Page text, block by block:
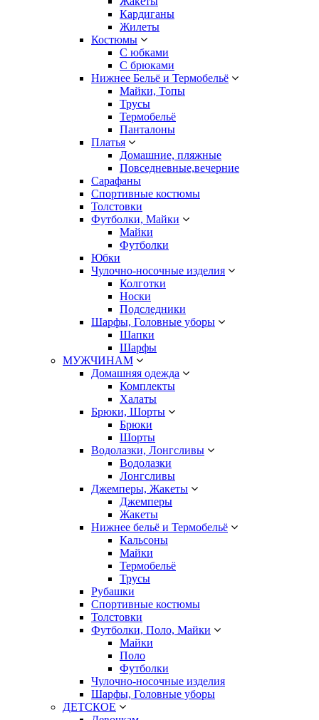
Кардиганы
Жилеты
Костюмы
С юбками
С брюками
Нижнее Бельё и Термобельё
Майки, Топы
Трусы
Термобельё
Панталоны
Платья
Домашние, пляжные
Повседневные,вечерние
Сарафаны
Спортивные костюмы
Толстовки
Футболки, Майки
Майки
Футболки
Юбки
Чулочно-носочные изделия
Колготки
Носки
Подследники
Шарфы, Головные уборы
Шапки
Шарфы
МУЖЧИНАМ
Домашняя одежда
Комплекты
Халаты
Брюки, Шорты
Брюки
Шорты
Водолазки, Лонгсливы
Водолазки
Лонгсливы
Джемперы, Жакеты
Джемперы
Жакеты
Нижнее бельё и Термобельё
Кальсоны
Майки
Термобельё
Трусы
Рубашки
Спортивные костюмы
Толстовки
Футболки, Поло, Майки
Майки
Поло
Футболки
Чулочно-носочные изделия
Шарфы, Головные уборы
ДЕТСКОЕ